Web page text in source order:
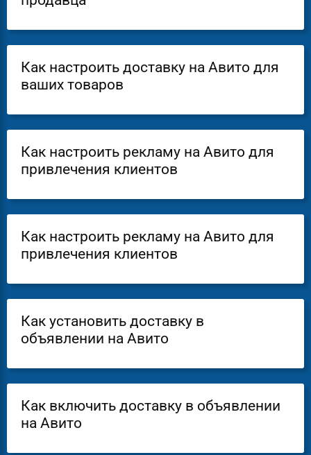
Как настроить доставку на Авито для
ваших товаров
Как настроить рекламу на Авито для
привлечения клиентов
Как настроить рекламу на Авито для
привлечения клиентов
Как установить доставку в
объявлении на Авито
Как включить доставку в объявлении
на Авито